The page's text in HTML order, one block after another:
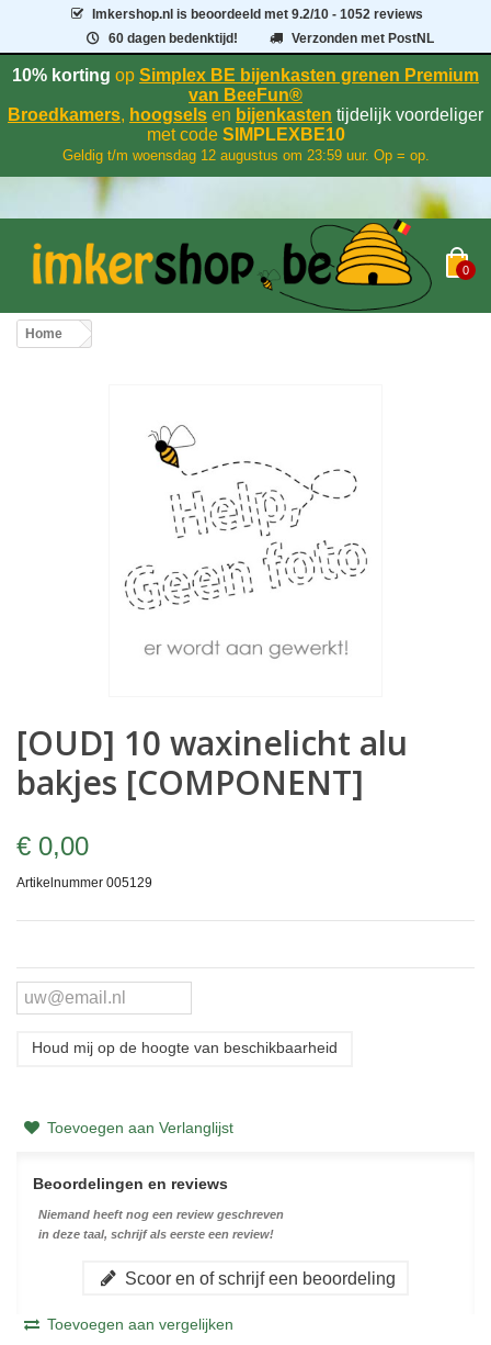
Imkershop.nl is beoordeeld met9.2/10 - 1052 reviews
60 dagen bedenktijd!
Verzonden met PostNL
10% korting op Simplex BE bijenkasten grenen Premium
van BeeFun®
Broedkamers, hoogsels en bijenkasten tijdelijk voordeliger
met codeSIMPLEXBE10
Geldig t/m woensdag 12 augustus om 23:59 uur. Op = op.
0
Home
[OUD] 10 waxinelicht alu
bakjes [COMPONENT]
€ 0,00
Artikelnummer 005129
Houd mij op de hoogte van beschikbaarheid
Toevoegen aan Verlanglijst
Beoordelingen en reviews
Niemand heeft nog een review geschreven
in deze taal, schrijf als eerste een review!
Scoor en of schrijf een beoordeling
Toevoegen aan vergelijken